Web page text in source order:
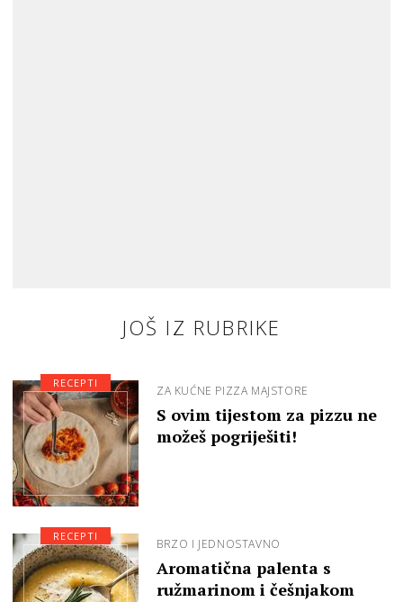
JOŠ IZ RUBRIKE
ZA KUĆNE PIZZA MAJSTORE
S ovim tijestom za pizzu ne
možeš pogriješiti!
RECEPTI
BRZO I JEDNOSTAVNO
Aromatična palenta s
ružmarinom i češnjakom
RECEPTI